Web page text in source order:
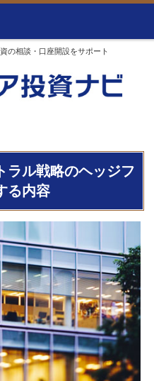
の相談・口座開設をサポート
ラル戦略のヘッジフ
る内容